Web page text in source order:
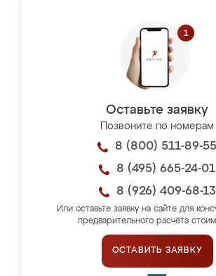
Оставьте заявку
Позвоните по номерам
8 (800) 511-89-55
8 (495) 665-24-01
8 (926) 409-68-13
Или оставьте заявку на сайте для
предварительного расчёта
ОСТАВИТЬ ЗАЯВКУ